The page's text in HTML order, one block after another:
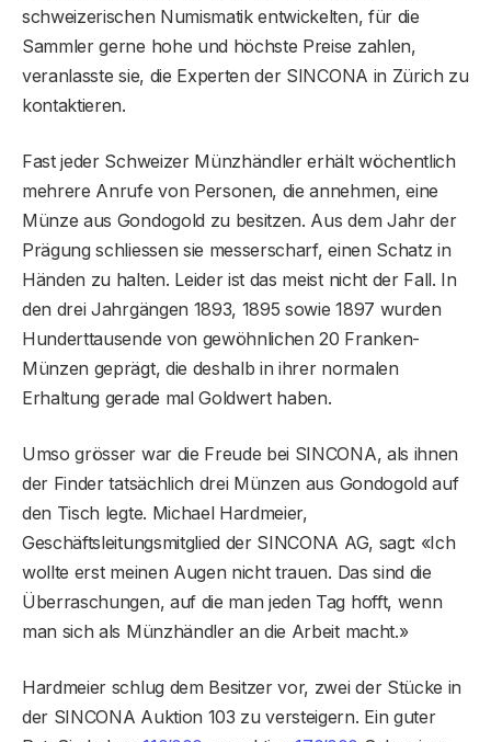
schweizerischen Numismatik entwickelten, für die
Sammler gerne hohe und höchste Preise zahlen,
veranlasste sie, die Experten der SINCONA in Zürich zu
kontaktieren.
Fast jeder Schweizer Münzhändler erhält wöchentlich
mehrere Anrufe von Personen, die annehmen, eine
Münze aus Gondogold zu besitzen. Aus dem Jahr der
Prägung schliessen sie messerscharf, einen Schatz in
Händen zu halten. Leider ist das meist nicht der Fall. In
den drei Jahrgängen 1893, 1895 sowie 1897 wurden
Hunderttausende von gewöhnlichen 20 Franken-
Münzen geprägt, die deshalb in ihrer normalen
Erhaltung gerade mal Goldwert haben.
Umso grösser war die Freude bei SINCONA, als ihnen
der Finder tatsächlich drei Münzen aus Gondogold auf
den Tisch legte. Michael Hardmeier,
Geschäftsleitungsmitglied der SINCONA AG, sagt: «Ich
wollte erst meinen Augen nicht trauen. Das sind die
Überraschungen, auf die man jeden Tag hofft, wenn
man sich als Münzhändler an die Arbeit macht.»
Hardmeier schlug dem Besitzer vor, zwei der Stücke in
der SINCONA Auktion 103 zu versteigern. Ein guter